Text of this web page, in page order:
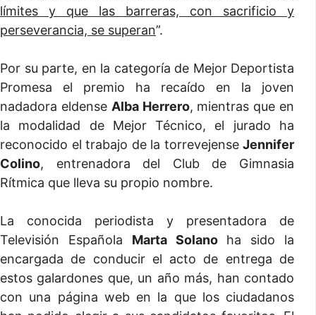
límites y que las barreras, con sacrificio y
perseverancia, se superan”.
Por su parte, en la categoría de Mejor Deportista
Promesa el premio ha recaído en la joven
nadadora eldense Alba Herrero, mientras que en
la modalidad de Mejor Técnico, el jurado ha
reconocido el trabajo de la torrevejense Jennifer
Colino, entrenadora del Club de Gimnasia
Rítmica que lleva su propio nombre.
La conocida periodista y presentadora de
Televisión Española Marta Solano ha sido la
encargada de conducir el acto de entrega de
estos galardones que, un año más, han contado
con una página web en la que los ciudadanos